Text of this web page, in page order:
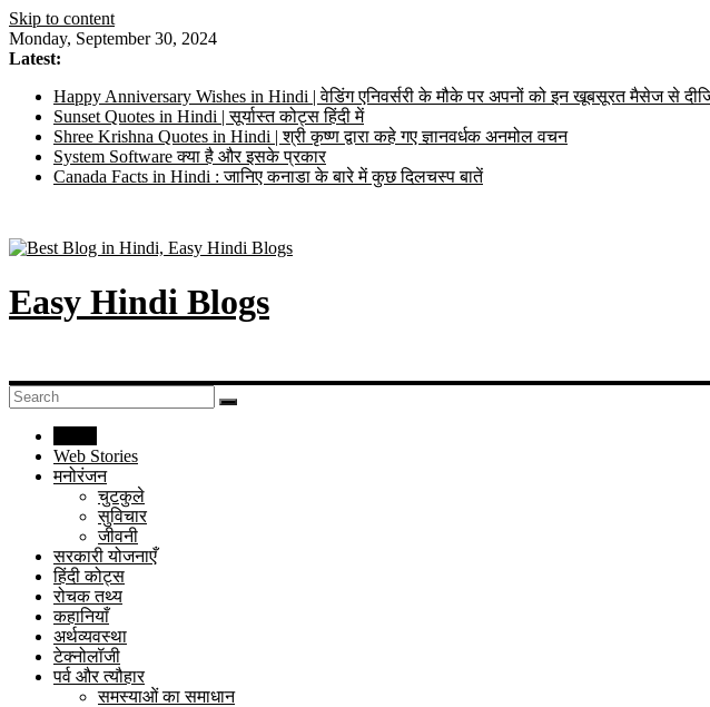
Skip to content
Monday, September 30, 2024
Latest:
Happy Anniversary Wishes in Hindi | वेडिंग एनिवर्सरी के मौके पर अपनों को इन खूबसूरत मैसेज से
Sunset Quotes in Hindi | सूर्यास्त कोट्स हिंदी में
Shree Krishna Quotes in Hindi | श्री कृष्ण द्वारा कहे गए ज्ञानवर्धक अनमोल वचन
System Software क्या है और इसके प्रकार
Canada Facts in Hindi : जानिए कनाडा के बारे में कुछ दिलचस्प बातें
Easy Hindi Blogs
Web Stories
मनोरंजन
चुटकुले
सुविचार
जीवनी
सरकारी योजनाएँ
हिंदी कोट्स
रोचक तथ्य
कहानियाँ
अर्थव्यवस्था
टेक्नोलॉजी
पर्व और त्यौहार
समस्याओं का समाधान